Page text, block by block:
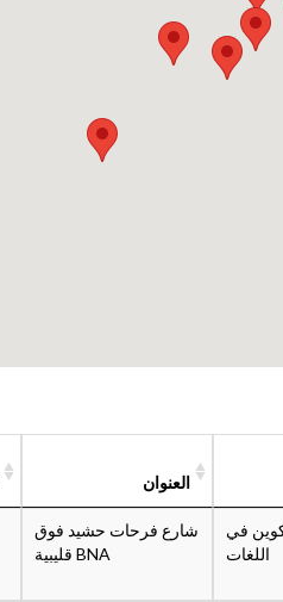
العنوان
في
اللغات
شارع فرحات حشيد فوق
BNA قليبية